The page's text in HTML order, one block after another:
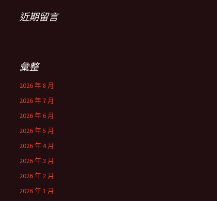
近期留言
彙整
2026 年 8 月
2026 年 7 月
2026 年 6 月
2026 年 5 月
2026 年 4 月
2026 年 3 月
2026 年 2 月
2026 年 1 月